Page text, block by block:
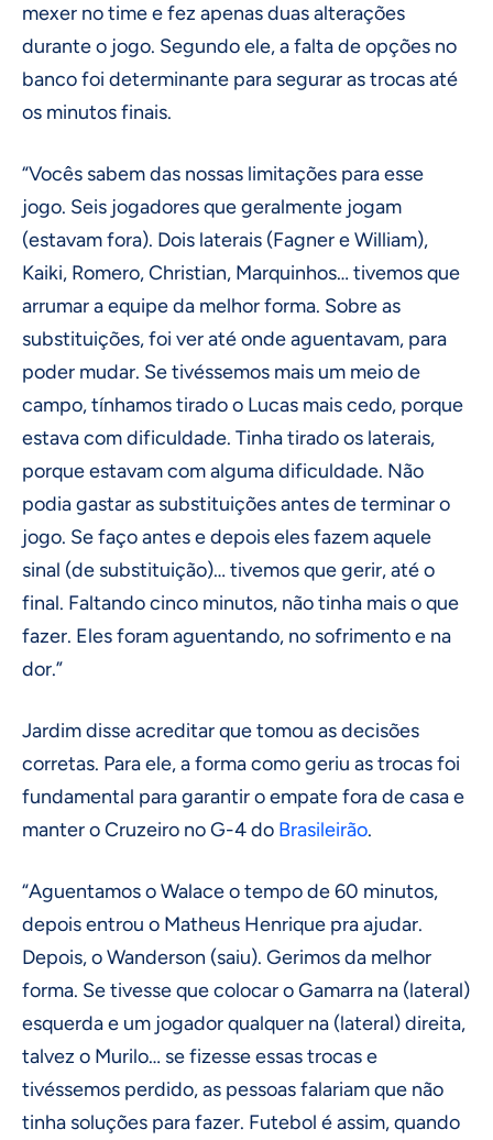
mexer no time e fez apenas duas alterações
durante o jogo. Segundo ele, a falta de opções no
banco foi determinante para segurar as trocas até
os minutos finais.
“Vocês sabem das nossas limitações para esse
jogo. Seis jogadores que geralmente jogam
(estavam fora). Dois laterais (Fagner e William),
Kaiki, Romero, Christian, Marquinhos… tivemos que
arrumar a equipe da melhor forma. Sobre as
substituições, foi ver até onde aguentavam, para
poder mudar. Se tivéssemos mais um meio de
campo, tínhamos tirado o Lucas mais cedo, porque
estava com dificuldade. Tinha tirado os laterais,
porque estavam com alguma dificuldade. Não
podia gastar as substituições antes de terminar o
jogo. Se faço antes e depois eles fazem aquele
sinal (de substituição)… tivemos que gerir, até o
final. Faltando cinco minutos, não tinha mais o que
fazer. Eles foram aguentando, no sofrimento e na
dor.”
Jardim disse acreditar que tomou as decisões
corretas. Para ele, a forma como geriu as trocas foi
fundamental para garantir o empate fora de casa e
manter o Cruzeiro no G-4 do Brasileirão.
“Aguentamos o Walace o tempo de 60 minutos,
depois entrou o Matheus Henrique pra ajudar.
Depois, o Wanderson (saiu). Gerimos da melhor
forma. Se tivesse que colocar o Gamarra na (lateral)
esquerda e um jogador qualquer na (lateral) direita,
talvez o Murilo… se fizesse essas trocas e
tivéssemos perdido, as pessoas falariam que não
tinha soluções para fazer. Futebol é assim, quando